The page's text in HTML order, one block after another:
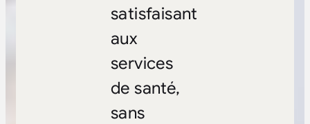
satisfaisant
aux
services
de santé,
sans